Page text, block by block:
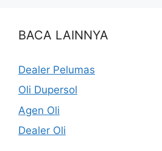
BACA LAINNYA
Dealer Pelumas
Oli Dupersol
Agen Oli
Dealer Oli